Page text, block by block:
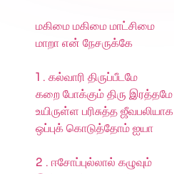
மகிமை மகிமை மாட்சிமை
மாறா என் நேசருக்கே
1 . கல்வாரி திருப்பீடமே
கறை போக்கும் திரு இரத்தமே
உயிருள்ள பரிசுத்த ஜீவபலியாக
ஒப்புக் கொடுத்தோம் ஐயா
2 . ஈசோப்புல்லால் கழுவும்